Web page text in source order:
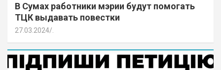
В Сумах работники мэрии будут помогать
ТЦК выдавать повестки
27.03.2024